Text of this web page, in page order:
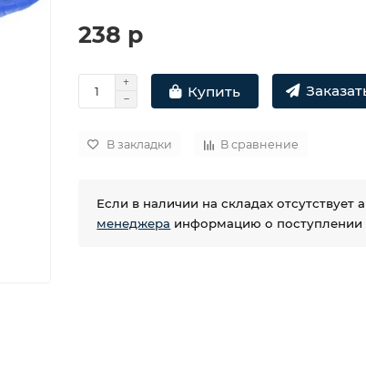
238 р
Купить
В закладки В сравнение
Если в наличии на складах
менеджера информацию о поступлении